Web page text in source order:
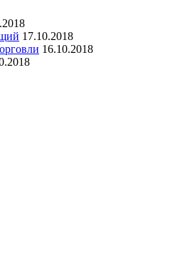
17.10.2018
16.10.2018